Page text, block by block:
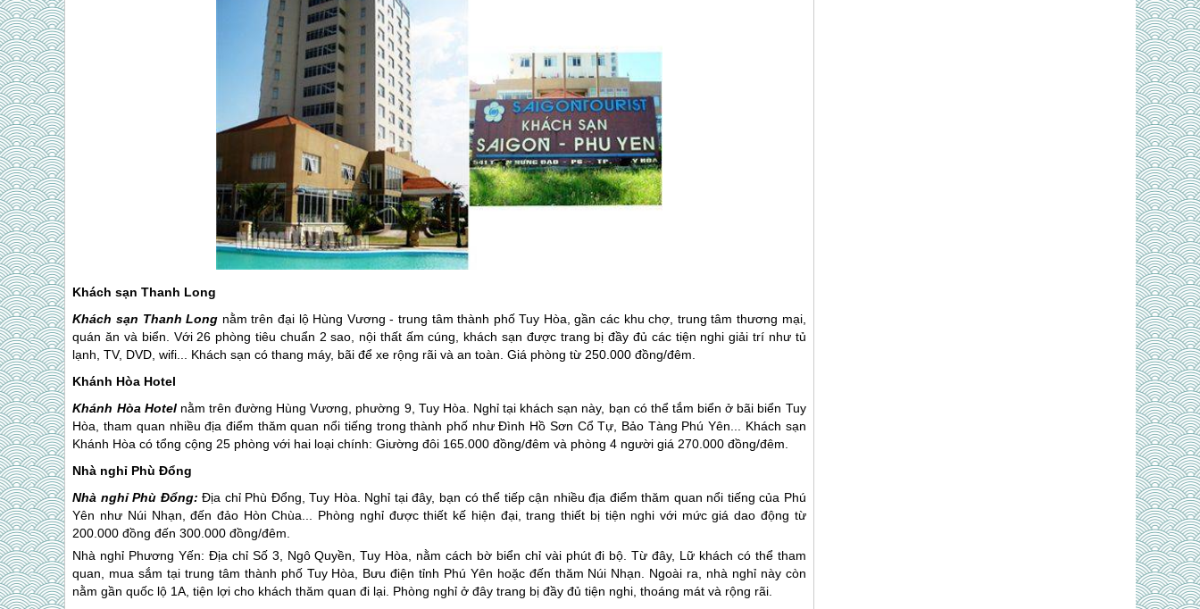
Khách sạn Thanh Long
Khách sạn Thanh Long nằm trên đại lộ Hùng Vương - trung tâm thành phố Tuy Hòa, gần các khu chợ, trung tâm thương mại,
quán ăn và biển. Với 26 phòng tiêu chuẩn 2 sao, nội thất ấm cúng, khách sạn được trang bị đầy đủ các tiện nghi giải trí như tủ
lạnh, TV, DVD, wifi... Khách sạn có thang máy, bãi để xe rộng rãi và an toàn. Giá phòng từ 250.000 đồng/đêm.
Khánh Hòa Hotel
Khánh Hòa Hotelnằm trên đường Hùng Vương, phường 9, Tuy Hòa. Nghỉ tại khách sạn này, bạn có thể tắm biển ở bãi biển Tuy
Hòa, tham quan nhiều địa điểm thăm quan nổi tiếng trong thành phố như Đình Hồ Sơn Cổ Tự, Bảo Tàng Phú Yên ... Khách sạn
Khánh Hòa có tổng cộng 25 phòng với hai loại chính: Giường đôi 165.000 đồng/đêm và phòng 4 người giá 270.000 đồng/đêm.
Nhà nghỉ Phù Đổng
Nhà nghỉ Phù Đổng: Địa chỉ Phù Đổng, Tuy Hòa. Nghỉ tại đây, bạn có thể tiếp cận nhiều địa điểm thăm quan nổi tiếng của Phú
Yên như Núi Nhạn, đến đảo Hòn Chùa... Phòng nghỉ được thiết kế hiện đại, trang thiết bị tiện nghi với mức giá dao động từ
200.000 đồng đến 300.000 đồng/đêm.
Nhà nghỉ Phương Yến: Địa chỉ Số 3, Ngô Quyền, Tuy Hòa, nằm cách bờ biển chỉ vài phút đi bộ. Từ đây, Lữ khách có thể tham
quan, mua sắm tại trung tâm thành phố Tuy Hòa, Bưu điện tỉnh Phú Yên hoặc đến thăm Núi Nhạn. Ngoài ra, nhà nghỉ này còn
nằm gần quốc lộ 1A, tiện lợi cho khách thăm quan đi lại. Phòng nghỉ ở đây trang bị đầy đủ tiện nghi, thoáng mát và rộng rãi.